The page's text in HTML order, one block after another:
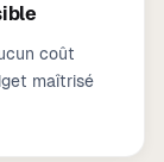
coût
maîtrisé